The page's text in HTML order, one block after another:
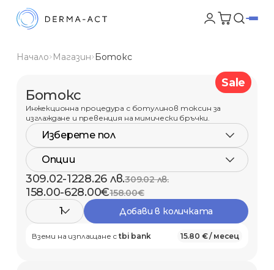
Начало Магазин Ботокс
Sale
Ботокс
Инжекционна процедура с ботулинов токсин за
изглаждане и превенция на мимически бръчки.
Изберете пол
Опции
309.02-1228.26 лв.309.02 лв.
158.00-628.00€158.00€
1 Добави в количката
Вземи на изплащане сtbi bank 15.80 € / месец